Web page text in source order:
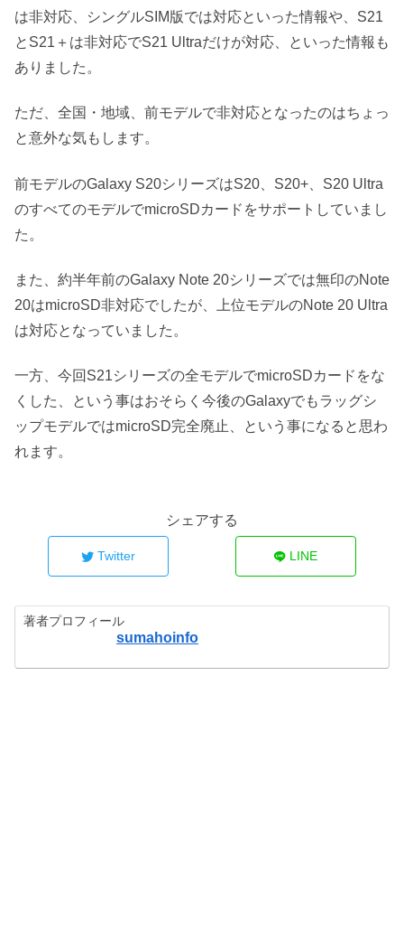
は非対応、シングルSIM版では対応といった情報や、S21
とS21＋は非対応でS21 Ultraだけが対応、といった情報も
ありました。
ただ、全国・地域、前モデルで非対応となったのはちょっ
と意外な気もします。
前モデルのGalaxy S20シリーズはS20、S20+、S20 Ultra
のすべてのモデルでmicroSDカードをサポートしていまし
た。
また、約半年前のGalaxy Note 20シリーズでは無印のNote
20はmicroSD非対応でしたが、上位モデルのNote 20 Ultra
は対応となっていました。
一方、今回S21シリーズの全モデルでmicroSDカードをな
くした、という事はおそらく今後のGalaxyでもラッグシ
ップモデルではmicroSD完全廃止、という事になると思わ
れます。
シェアする
Twitter LINE
著者プロフィール
sumahoinfo